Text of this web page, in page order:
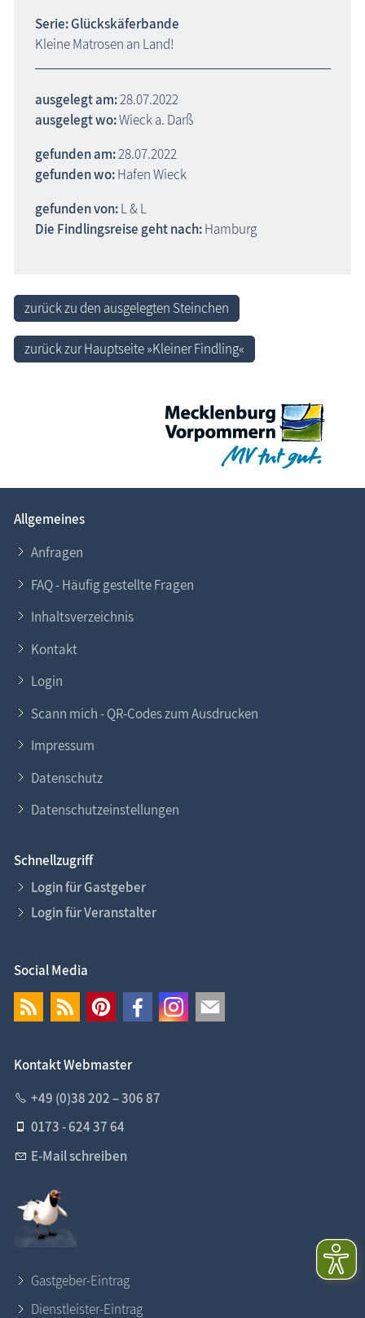
Serie: Glückskäferbande
Kleine Matrosen an Land!
ausgelegt am:28.07.2022
ausgelegt wo:Wieck a. Darß
gefunden am:28.07.2022
gefunden wo:Hafen Wieck
gefunden von:L & L
Die Findlingsreise geht nach:Hamburg
zurück zu den ausgelegten Steinchen
zurück zur Hauptseite »Kleiner Findling«
Allgemeines
Anfragen
FAQ - Häufig gestellte Fragen
Inhaltsverzeichnis
Kontakt
Login
Scann mich - QR-Codes zum Ausdrucken
Impressum
Datenschutz
Datenschutzeinstellungen
Schnellzugriff
Login für Gastgeber
Login für Veranstalter
Social Media
Kontakt Webmaster
+49 (0)38 202 – 306 87
0173 - 624 37 64
E-Mail schreiben
Gastgeber-Eintrag
Dienstleister-Eintrag